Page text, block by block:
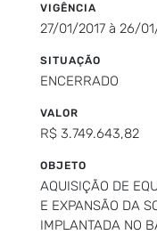
VIGÊNCIA
27/01/2017 à 26/
SITUAÇÃO
ENCERRADO
VALOR
R$ 3.749.643,82
OBJETO
AQUISIÇÃO DE
E EXPANSÃO DA
IMPLANTADA NO